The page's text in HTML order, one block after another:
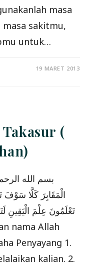
masa
sakitmu,
untuk…
19 MARET 2013
(
بسم الله
الْمَقَابِرَ كَلَّا سَوْفَ
تَعْلَمُونَ عِلْمَ الْيَقِينِ
Penyayang 1.
kalian. 2.